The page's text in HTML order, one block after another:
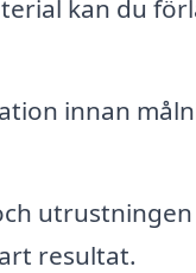
kan du
innan
resultat.